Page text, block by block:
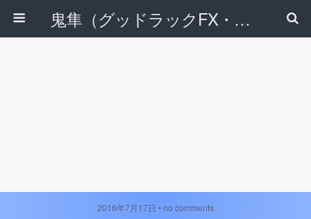
鬼隼（グッドラックFX・改）
2016年7月17日 • no comments